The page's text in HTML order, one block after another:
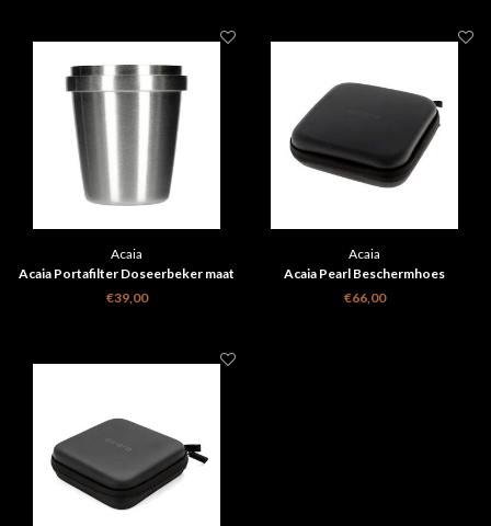
Acaia
Acaia Portafilter Doseerbeker maat
S
€39,00
Acaia
Acaia Pearl Beschermhoes
€66,00